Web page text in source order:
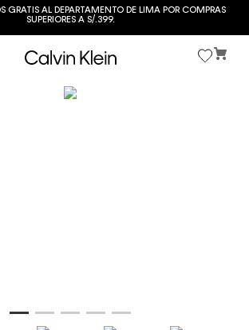
GRATIS AL DEPARTAMENTO DE LIMA POR COMPRAS
SUPERIORES A S/.399.